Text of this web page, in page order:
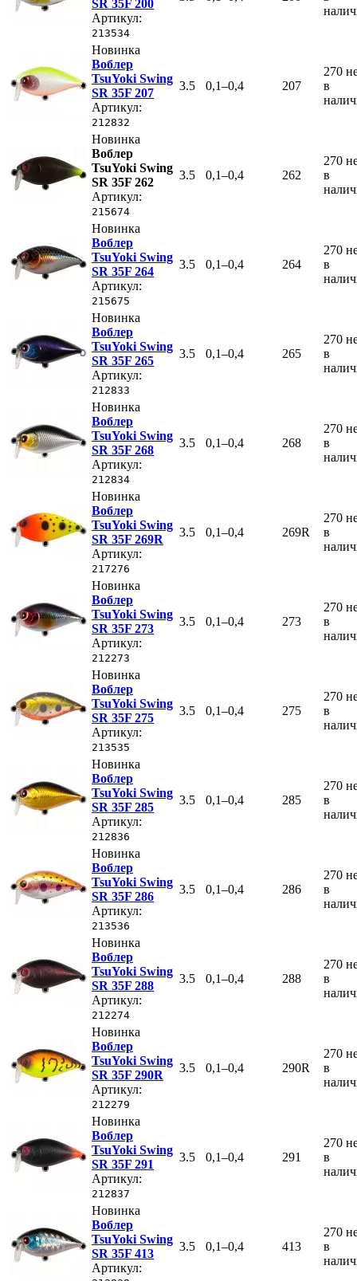
SR 35F 200
Артикул:
213534
Новинка
Воблер
TsuYoki Swing
SR 35F 207
Артикул:
212832
3.5 0,1–0,4 207
270
в
Новинка
Воблер
TsuYoki Swing
SR 35F 262
Артикул:
215674
3.5 0,1–0,4 262
270
в
Новинка
Воблер
TsuYoki Swing
SR 35F 264
Артикул:
215675
3.5 0,1–0,4 264
270
в
Новинка
Воблер
TsuYoki Swing
SR 35F 265
Артикул:
212833
3.5 0,1–0,4 265
270
в
Новинка
Воблер
TsuYoki Swing
SR 35F 268
Артикул:
212834
3.5 0,1–0,4 268
270
в
Новинка
Воблер
TsuYoki Swing
SR 35F 269R
Артикул:
217276
3.5 0,1–0,4 269R
270
в
Новинка
Воблер
TsuYoki Swing
SR 35F 273
Артикул:
212273
3.5 0,1–0,4 273
270
в
Новинка
Воблер
TsuYoki Swing
SR 35F 275
Артикул:
213535
3.5 0,1–0,4 275
270
в
Новинка
Воблер
TsuYoki Swing
SR 35F 285
Артикул:
212836
3.5 0,1–0,4 285
270
в
Новинка
Воблер
TsuYoki Swing
SR 35F 286
Артикул:
213536
3.5 0,1–0,4 286
270
в
Новинка
Воблер
TsuYoki Swing
SR 35F 288
Артикул:
212274
3.5 0,1–0,4 288
270
в
Новинка
Воблер
TsuYoki Swing
SR 35F 290R
Артикул:
212279
3.5 0,1–0,4 290R
270
в
Новинка
Воблер
TsuYoki Swing
SR 35F 291
Артикул:
212837
3.5 0,1–0,4 291
270
в
Новинка
Воблер
TsuYoki Swing
SR 35F 413
Артикул:
3.5 0,1–0,4 413
270
в